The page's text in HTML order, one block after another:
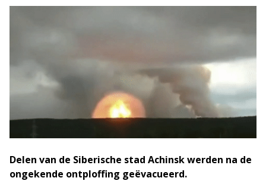
Delen van de Siberische stad Achinsk werden na de
ongekende ontploffing geëvacueerd.